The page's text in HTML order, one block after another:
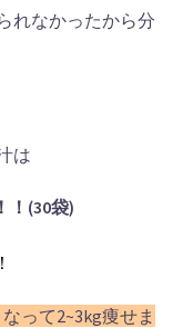
れなかったから分
は
！(30袋)
って2~3kg痩せま